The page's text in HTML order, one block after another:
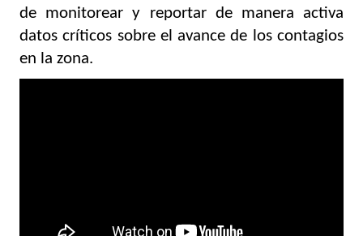
de monitorear y reportar de manera activa
datos críticos sobre el avance de los contagios
en la zona.